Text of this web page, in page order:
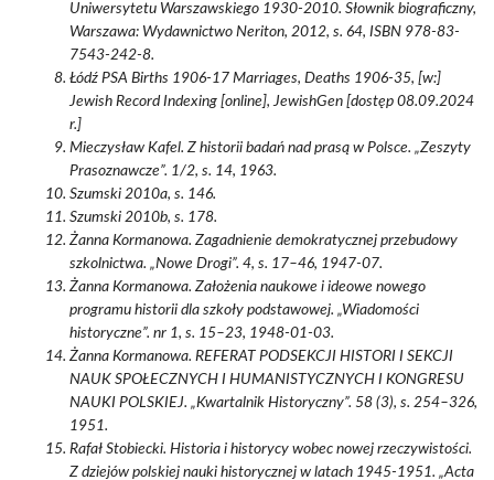
Uniwersytetu Warszawskiego 1930-2010. Słownik biograficzny,
Warszawa: Wydawnictwo Neriton, 2012, s. 64, ISBN 978-83-
7543-242-8.
Łódź PSA Births 1906-17 Marriages, Deaths 1906-35, [w:]
Jewish Record Indexing [online], JewishGen [dostęp 08.09.2024
r.]
Mieczysław Kafel. Z historii badań nad prasą w Polsce. „Zeszyty
Prasoznawcze”. 1/2, s. 14, 1963.
Szumski 2010a, s. 146.
Szumski 2010b, s. 178.
Żanna Kormanowa. Zagadnienie demokratycznej przebudowy
szkolnictwa. „Nowe Drogi”. 4, s. 17–46, 1947-07.
Żanna Kormanowa. Założenia naukowe i ideowe nowego
programu historii dla szkoły podstawowej. „Wiadomości
historyczne”. nr 1, s. 15–23, 1948-01-03.
Żanna Kormanowa. REFERAT PODSEKCJI HISTORI I SEKCJI
NAUK SPOŁECZNYCH I HUMANISTYCZNYCH I KONGRESU
NAUKI POLSKIEJ. „Kwartalnik Historyczny”. 58 (3), s. 254–326,
1951.
Rafał Stobiecki. Historia i historycy wobec nowej rzeczywistości.
Z dziejów polskiej nauki historycznej w latach 1945-1951. „Acta